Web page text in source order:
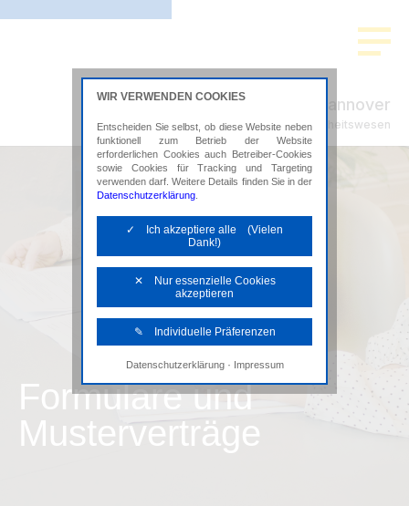
ADVISION Hannover
Steuerberatung im Gesundheitswesen
Formulare und
Musterverträge
WIR VERWENDEN COOKIES
Entscheiden Sie selbst, ob diese Website neben
funktionell zum Betrieb der Website
erforderlichen Cookies auch Betreiber-Cookies
sowie Cookies für Tracking und Targeting
verwenden darf. Weitere Details finden Sie in der
Datenschutzerklärung
✓ Ich akzeptiere alle (Vielen
Dank!)
✕ Nur essenzielle Cookies
akzeptieren
✎ Individuelle Präferenzen
Notwendige Cookies
Diese Cookies sind erforderlich, um die
Tracking- und Targeting-Cookies
Datenschutzerklärung· Impressum